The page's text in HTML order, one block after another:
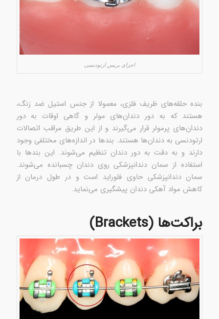
اجزای بریس‌ ارتودنسی
بند‌ه حلقه‌های ظریف فلزی، معمولا از جنس استیل ضد زنگ،
هستند که به دور دندان‌های مولر و گاهی اوقات به دور
دندان‌های پرمولر قرار می‌گیرند و از این طریق مراقب اتصالات
ارتودنسی به دندان‌ها هستند. بندها در اندازه‌های مختلفی وجود
دارند و به دقت به دور دندان تنظیم می‌شوند. این بندها با
استفاده از سمان دندانپزشکی روی دندان چسبانده می‌شوند.
سمان دندانپزشکی حاوی فلوراید است و در طول درمان از
کاهش مواد آهکی دندان پیشگیری می‌نماید.
براکت‌ها (Brackets)